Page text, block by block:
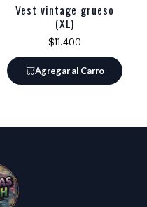
Vest vintage grueso
(XL)
$11.400
Agregar al Carro